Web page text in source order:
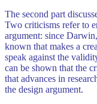
The second part
Two criticisms refer to
argument: since
known that makes a
speak against the
can be shown that the
that advances in
the design argument.